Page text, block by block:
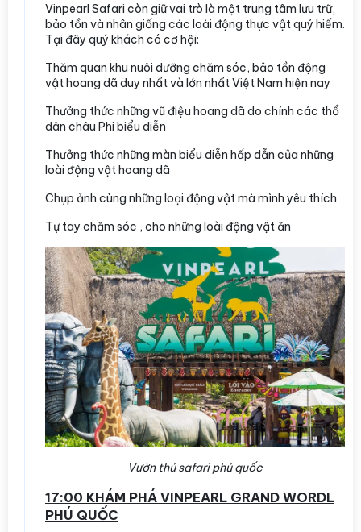
Vinpearl Safari còn giữ vai trò là một trung tâm lưu trữ,
bảo tồn và nhân giống các loài động thực vật quý hiếm.
Tại đây quý khách có cơ hội:
Thăm quan khu nuôi dưỡng chăm sóc, bảo tồn động
vật hoang dã duy nhất và lớn nhất Việt Nam hiện nay
Thưởng thức những vũ điệu hoang dã do chính các thổ
dân châu Phi biểu diễn
Thưởng thức những màn biểu diễn hấp dẫn của những
loài động vật hoang dã
Chụp ảnh cùng những loại động vật mà mình yêu thích
Tự tay chăm sóc , cho những loài động vật ăn
Vườn thú safari phú quốc
17:00 KHÁM PHÁ VINPEARL GRAND WORDL
PHÚ QUỐC